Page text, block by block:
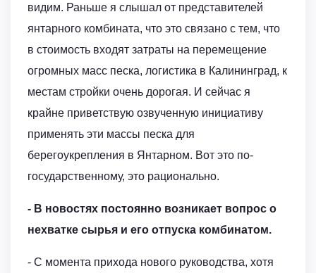
видим. Раньше я слышал от представителей
янтарного комбината, что это связано с тем, что
в стоимость входят затраты на перемещение
огромных масс песка, логистика в Калининград, к
местам стройки очень дорогая. И сейчас я
крайне приветствую озвученную инициативу
применять эти массы песка для
берегоукрепления в Янтарном. Вот это по-
государственному, это рационально.
- В новостях постоянно возникает вопрос о
нехватке сырья и его отпуска комбинатом.
- С момента прихода нового руководства, хотя